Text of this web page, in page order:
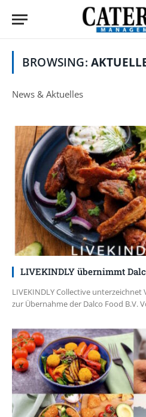
BROWSING:
News & Aktuelles
LIVEKINDLY übernimmt
LIVEKINDLY Collective
zur Übernahme der Dalco Food B.V.